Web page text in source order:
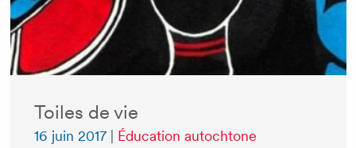
Toiles de vie
16 juin 2017| Éducation autochtone